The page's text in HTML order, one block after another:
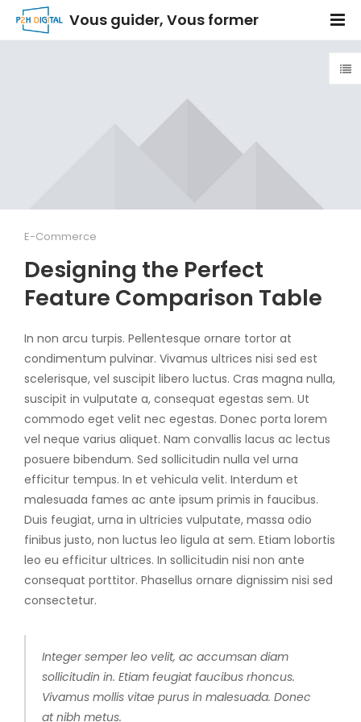
Vous guider, Vous former
E-Commerce
Designing the Perfect
Feature Comparison Table
In non arcu turpis. Pellentesque ornare tortor at
condimentum pulvinar. Vivamus ultrices nisi sed est
scelerisque, vel suscipit libero luctus. Cras magna nulla,
suscipit in vulputate a, consequat egestas sem. Ut
commodo eget velit nec egestas. Donec porta lorem
vel neque varius aliquet. Nam convallis lacus ac lectus
posuere bibendum. Sed sollicitudin nulla vel urna
efficitur tempus. In et vehicula velit. Interdum et
malesuada fames ac ante ipsum primis in faucibus.
Duis feugiat, urna in ultricies vulputate, massa odio
finibus justo, non luctus leo ligula at sem. Etiam lobortis
leo eu efficitur ultrices. In sollicitudin nisi non ante
consequat porttitor. Phasellus ornare dignissim nisi sed
consectetur.
Integer semper leo velit, ac accumsan diam
sollicitudin in. Etiam feugiat faucibus rhoncus.
Vivamus mollis vitae purus in malesuada. Donec
at nibh metus.